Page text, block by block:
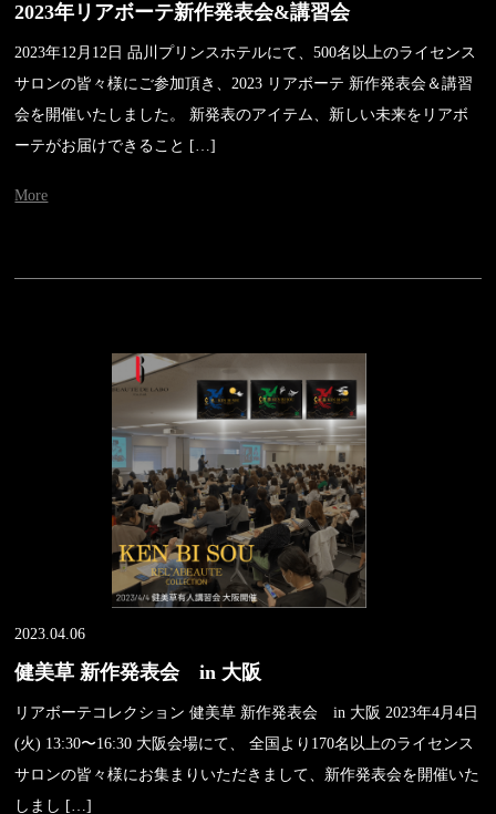
2023年リアボーテ新作発表会&講習会
2023年12月12日 品川プリンスホテルにて、500名以上のライセンス
サロンの皆々様にご参加頂き、2023 リアボーテ 新作発表会＆講習
会を開催いたしました。 新発表のアイテム、新しい未来をリアボ
ーテがお届けできること […]
More
2023.04.06
健美草 新作発表会 in 大阪
リアボーテコレクション 健美草 新作発表会 in 大阪 2023年4月4日
(火) 13:30〜16:30 大阪会場にて、 全国より170名以上のライセンス
サロンの皆々様にお集まりいただきまして、新作発表会を開催いた
しまし […]